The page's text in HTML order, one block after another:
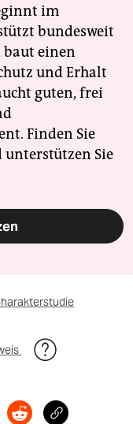
im
bundesweit
einen
und Erhalt
guten, frei
Finden Sie
unterstützen Sie